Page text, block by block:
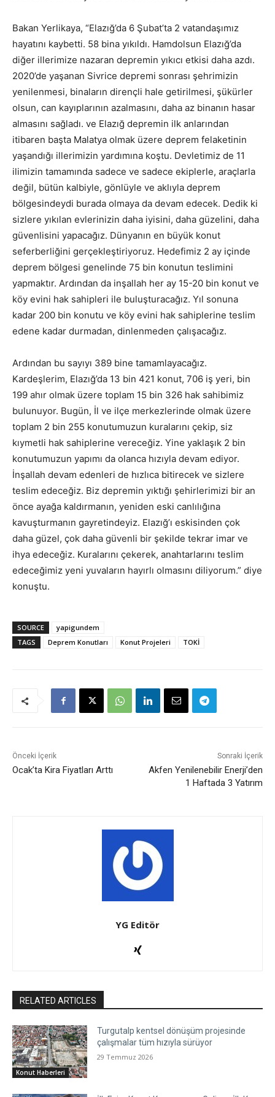
Bakan Yerlikaya, “Elazığ’da 6 Şubat’ta 2 vatandaşımız
hayatını kaybetti. 58 bina yıkıldı. Hamdolsun Elazığ’da
diğer illerimize nazaran depremin yıkıcı etkisi daha azdı.
2020’de yaşanan Sivrice depremi sonrası şehrimizin
yenilenmesi, binaların dirençli hale getirilmesi, şükürler
olsun, can kayıplarının azalmasını, daha az binanın hasar
almasını sağladı. ve Elazığ depremin ilk anlarından
itibaren başta Malatya olmak üzere deprem felaketinin
yaşandığı illerimizin yardımına koştu. Devletimiz de 11
ilimizin tamamında sadece ve sadece ekiplerle, araçlarla
değil, bütün kalbiyle, gönlüyle ve aklıyla deprem
bölgesindeydi burada olmaya da devam edecek. Dedik ki
sizlere yıkılan evlerinizin daha iyisini, daha güzelini, daha
güvenlisini yapacağız. Dünyanın en büyük konut
seferberliğini gerçekleştiriyoruz. Hedefimiz 2 ay içinde
deprem bölgesi genelinde 75 bin konutun teslimini
yapmaktır. Ardından da inşallah her ay 15-20 bin konut ve
köy evini hak sahipleri ile buluşturacağız. Yıl sonuna
kadar 200 bin konutu ve köy evini hak sahiplerine teslim
edene kadar durmadan, dinlenmeden çalışacağız.
Ardından bu sayıyı 389 bine tamamlayacağız.
Kardeşlerim, Elazığ’da 13 bin 421 konut, 706 iş yeri, bin
199 ahır olmak üzere toplam 15 bin 326 hak sahibimiz
bulunuyor. Bugün, İl ve ilçe merkezlerinde olmak üzere
toplam 2 bin 255 konutumuzun kuralarını çekip, siz
kıymetli hak sahiplerine vereceğiz. Yine yaklaşık 2 bin
konutumuzun yapımı da olanca hızıyla devam ediyor.
İnşallah devam edenleri de hızlıca bitirecek ve sizlere
teslim edeceğiz. Biz depremin yıktığı şehirlerimizi bir an
önce ayağa kaldırmanın, yeniden eski canlılığına
kavuşturmanın gayretindeyiz. Elazığ’ı eskisinden çok
daha güzel, çok daha güvenli bir şekilde tekrar imar ve
ihya edeceğiz. Kuralarını çekerek, anahtarlarını teslim
edeceğimiz yeni yuvaların hayırlı olmasını diliyorum.” diye
konuştu.
SOURCE
yapigundem
TAGS
Deprem Konutları Konut Projeleri TOKİ
Önceki İçerik
Ocak’ta Kira Fiyatları Arttı
Sonraki İçerik
Akfen Yenilenebilir Enerji’den
1 Haftada 3 Yatırım
YG Editör
RELATED ARTICLES
Konut Haberleri
Turgutalp kentsel dönüşüm projesinde
çalışmalar tüm hızıyla sürüyor
29 Temmuz 2026